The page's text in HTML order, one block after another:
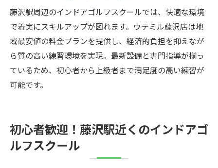
藤沢駅前インドアゴルフスクールで好きな
だけ練習
忙しい人にぴったり！藤沢の24時間ゴルフ練習
場
インドアゴルフスクールで忙しい毎日も効
藤沢エリアのインドアゴルフで時間を有効
活用しよう
初心者も安心の藤沢駅前インドアゴルフ練
藤沢駅周辺のインドアゴルフスクールでは、快適な環境
で着実にスキルアップが図れます。ウテミル藤沢店は地
域最安値の料金プランを提供し、経済的負担を抑えなが
ら質の高い練習環境を実現。最新設備と専門指導が揃っ
ているため、初心者から上級者まで満足度の高い練習が
可能です。
初心者歓迎！藤沢駅近くのインドアゴ
ルフスクール